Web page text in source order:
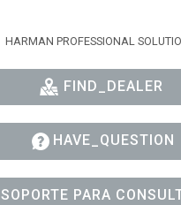
HARMAN PROFESSIONAL
FIND_DEALER
HAVE_QUESTION
SOPORTE PARA